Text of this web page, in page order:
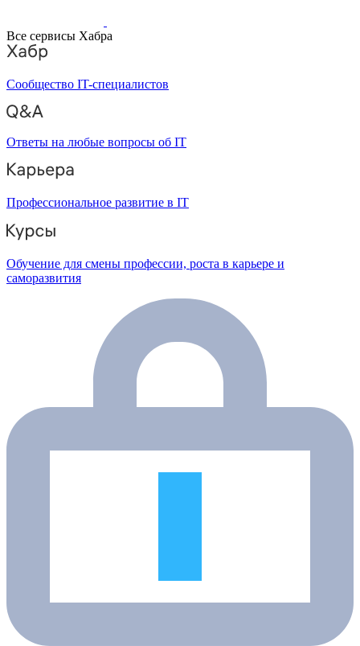
Все сервисы Хабра
Сообщество IT-специалистов
Ответы на любые вопросы об IT
Профессиональное развитие в IT
Обучение для смены профессии, роста в карьере и
саморазвития